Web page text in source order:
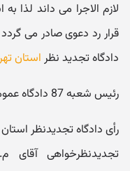
دادگاه تجدید نظر استان
رئیس شعبه 87 دادگاه عمومی حقوقی تهران-حمیدرضا چاووشی
رأی دادگاه تجدیدنظر استان
تجدیدنظرخواهی آقای